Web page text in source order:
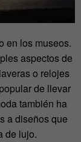
en los museos.
aspectos de
o relojes
de llevar
también ha
a diseños que
de lujo.